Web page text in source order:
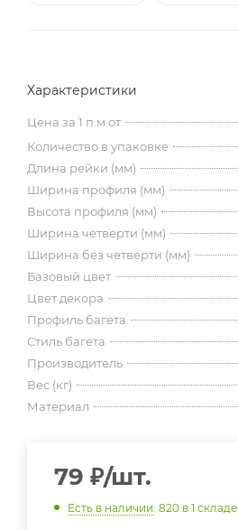
Характеристики
Цена за 1 п.м от
Количество в упаковке
Длина рейки (мм)
Ширина профиля (мм)
Высота профиля (мм)
Ширина четверти (мм)
Ширина без четверти (мм)
Базовый цвет
Цвет декора
Профиль багета
Стиль багета
Производитель
Вес (кг)
Материал
79 ₽/шт.
Есть в наличии: 820 в 1 складе